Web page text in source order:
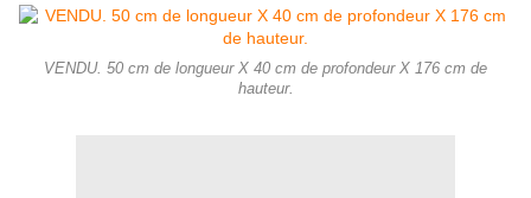
VENDU. 50 cm de longueur X 40 cm de profondeur X 176 cm de
hauteur.